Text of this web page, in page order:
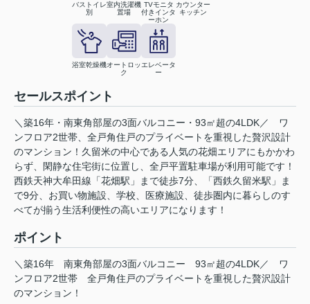
バストイレ
別
室内洗濯機
置場
TVモニタ
付きインタ
ーホン
カウンター
キッチン
浴室乾燥機オートロッ
ク
エレベータ
ー
セールスポイント
＼築16年・南東角部屋の3面バルコニー・93㎡超の4LDK／ ワ
ンフロア2世帯、全戸角住戸のプライベートを重視した贅沢設計
のマンション！久留米の中心である人気の花畑エリアにもかかわ
らず、閑静な住宅街に位置し、全戸平置駐車場が利用可能です！
西鉄天神大牟田線「花畑駅」まで徒歩7分、「西鉄久留米駅」ま
で9分、お買い物施設、学校、医療施設、徒歩圏内に暮らしのす
べてが揃う生活利便性の高いエリアになります！
ポイント
＼築16年 南東角部屋の3面バルコニー 93㎡超の4LDK／
ワ
ンフロア2世帯
全戸角住戸のプライベートを重視した贅沢設計
のマンション！